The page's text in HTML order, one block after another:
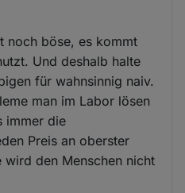
noch böse, es kommt
Und deshalb halte
für wahnsinnig naiv.
man im Labor lösen
immer die
Preis an oberster
wird den Menschen nicht